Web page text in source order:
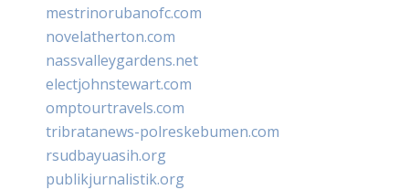
mestrinorubanofc.com
novelatherton.com
nassvalleygardens.net
electjohnstewart.com
omptourtravels.com
tribratanews-polreskebumen.com
rsudbayuasih.org
publikjurnalistik.org